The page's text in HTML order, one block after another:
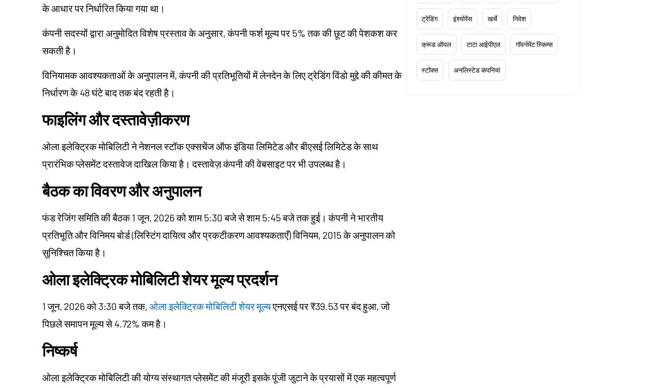
के आधार पर निर्धारित किया गया था।
कंपनी सदस्यों द्वारा अनुमोदित विशेष प्रस्ताव के अनुसार, कंपनी फर्श मूल्य पर 5% तक की छूट की पेशकश कर
सकती है।
विनियामक आवश्यकताओं के अनुपालन में, कंपनी की प्रतिभूतियों में लेनदेन के लिए ट्रेडिंग विंडो मुद्दे की कीमत के
निर्धारण के 48 घंटे बाद तक बंद रहती है।
फाइलिंग और दस्तावेज़ीकरण
ओला इलेक्ट्रिक मोबिलिटी ने नेशनल स्टॉक एक्सचेंज ऑफ इंडिया लिमिटेड और बीएसई लिमिटेड के साथ
प्रारंभिक प्लेसमेंट दस्तावेज दाखिल किया है। दस्तावेज़ कंपनी की वेबसाइट पर भी उपलब्ध है।
बैठक का विवरण और अनुपालन
फंड रेजिंग समिति की बैठक 1 जून, 2026 को शाम 5:30 बजे से शाम 5:45 बजे तक हुई। कंपनी ने भारतीय
प्रतिभूति और विनिमय बोर्ड (लिस्टिंग दायित्व और प्रकटीकरण आवश्यकताएँ) विनियम, 2015 के अनुपालन को
सुनिश्चित किया है।
ओला इलेक्ट्रिक मोबिलिटी शेयर मूल्य प्रदर्शन
1 जून, 2026 को 3:30 बजे तक, ओला इलेक्ट्रिक मोबिलिटी शेयर मूल्यएनएसई पर ₹39.53 पर बंद हुआ, जो
पिछले समापन मूल्य से 4.72% कम है।
निष्कर्ष
ओला इलेक्ट्रिक मोबिलिटी की योग्य संस्थागत प्लेसमेंट की मंजूरी इसके पूंजी जुटाने के प्रयासों में एक महत्वपूर्ण
ट्रेडिंग इंश्योरेंस खर्चे निवेश
क्रूड ऑयल टाटा आईपीएल गॉवर्नमेंट स्किम्स
स्टॉक्स अनलिस्टेड कंपनियां